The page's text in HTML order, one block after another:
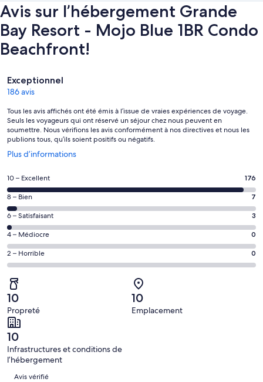
Avis sur l’hébergement Grande
Bay Resort - Mojo Blue 1BR Condo
Beachfront!
Avis
Exceptionnel
186 avis
Tous les avis affichés ont été émis à l’issue de vraies expériences de voyage.
Seuls les voyageurs qui ont réservé un séjour chez nous peuvent en
soumettre. Nous vérifions les avis conformément à nos directives et nous les
publions tous, qu’ils soient positifs ou négatifs.
Plus d’informations
S’ouvre
une
nouvelle
fenêtre
Note
des
voyageurs
de 10
(Excellent),
d’après 176 avis
sur 186.
10 – Excellent 176
Note
des
voyageurs
de 8
(Bien),
d’après 7 avis
sur 186.
8 – Bien 7
Note
des
voyageurs
de 6
(Satisfaisant),
d’après 3 avis
sur 186.
6 – Satisfaisant 3
Note
des
voyageurs
(Médiocre),
d’après 0 avis
sur 186.
4 – Médiocre 0
Note
des
voyageurs
de 2
(Horrible),
d’après 0 avis
sur 186.
2 – Horrible 0
10
Propreté
10
Emplacement
10
Infrastructures et conditions de
l’hébergement
Avis
Avis vérifié